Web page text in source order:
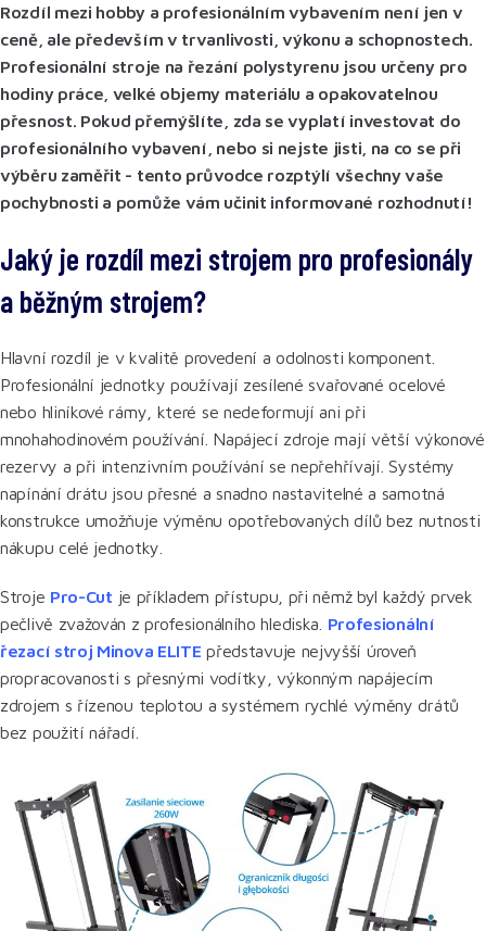
Rozdíl mezi hobby a profesionálním vybavením není jen v
ceně, ale především v trvanlivosti, výkonu a schopnostech.
Profesionální stroje na řezání polystyrenu jsou určeny pro
hodiny práce, velké objemy materiálu a opakovatelnou
přesnost. Pokud přemýšlíte, zda se vyplatí investovat do
profesionálního vybavení, nebo si nejste jisti, na co se při
výběru zaměřit - tento průvodce rozptýlí všechny vaše
pochybnosti a pomůže vám učinit informované rozhodnutí!
Jaký je rozdíl mezi strojem pro profesionály
a běžným strojem?
Hlavní rozdíl je v kvalitě provedení a odolnosti komponent.
Profesionální jednotky používají zesílené svařované ocelové
nebo hliníkové rámy, které se nedeformují ani při
mnohahodinovém používání. Napájecí zdroje mají větší výkonové
rezervy a při intenzivním používání se nepřehřívají. Systémy
napínání drátu jsou přesné a snadno nastavitelné a samotná
konstrukce umožňuje výměnu opotřebovaných dílů bez nutnosti
nákupu celé jednotky.
Stroje Pro-Cut je příkladem přístupu, při němž byl každý prvek
pečlivě zvažován z profesionálního hlediska. Profesionální
řezací stroj Minova ELITE představuje nejvyšší úroveň
propracovanosti s přesnými vodítky, výkonným napájecím
zdrojem s řízenou teplotou a systémem rychlé výměny drátů
bez použití nářadí.